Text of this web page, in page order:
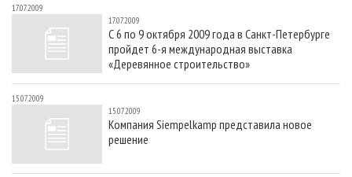
17.07.2009
17.07.2009
С 6 по 9 октября 2009 года в Санкт-Петербурге
пройдет 6-я международная выставка
«Деревянное строительство»
15.07.2009
15.07.2009
Компания Siempelkamp представила новое
решение